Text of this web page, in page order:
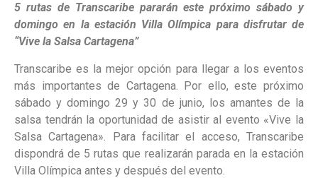
5 rutas de Transcaribe pararán este próximo sábado y
domingo en la estación Villa Olímpica para disfrutar de
“Vive la Salsa Cartagena”
Transcaribe es la mejor opción para llegar a los eventos
más importantes de Cartagena. Por ello, este próximo
sábado y domingo 29 y 30 de junio, los amantes de la
salsa tendrán la oportunidad de asistir al evento «Vive la
Salsa Cartagena». Para facilitar el acceso, Transcaribe
dispondrá de 5 rutas que realizarán parada en la estación
Villa Olímpica antes y después del evento.